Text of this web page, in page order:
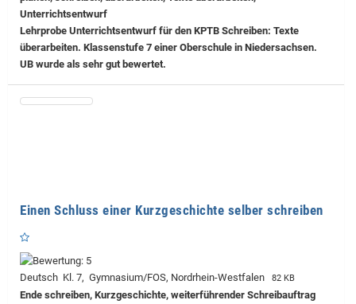
Unterrichtsentwurf
Lehrprobe Unterrichtsentwurf für den KPTB Schreiben: Texte
überarbeiten. Klassenstufe 7 einer Oberschule in Niedersachsen.
UB wurde als sehr gut bewertet.
Einen Schluss einer Kurzgeschichte selber schreiben
Deutsch Kl. 7, Gymnasium/FOS, Nordrhein-Westfalen 82 KB
Ende schreiben, Kurzgeschichte, weiterführender Schreibauftrag